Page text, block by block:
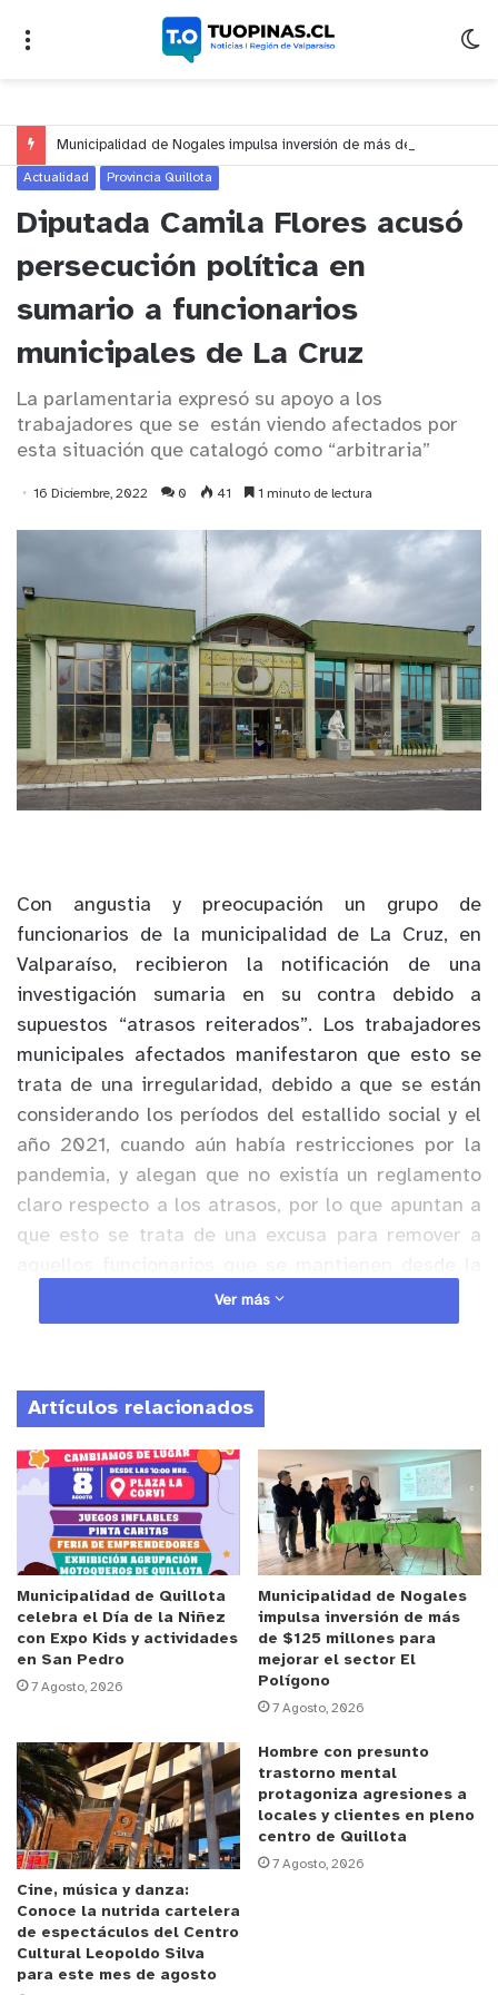
Actualidad Provincia Quillota
Diputada Camila Flores acusó
persecución política en
sumario a funcionarios
municipales de La Cruz
La parlamentaria expresó su apoyo a los
trabajadores que se están viendo afectados por
esta situación que catalogó como “arbitraria”
16 Diciembre, 2022 0 41 1 minuto de lectura
Con angustia y preocupación un grupo de
funcionarios de la municipalidad de La Cruz, en
Valparaíso, recibieron la notificación de una
investigación sumaria en su contra debido a
supuestos “atrasos reiterados”. Los trabajadores
municipales afectados manifestaron que esto se
trata de una irregularidad, debido a que se están
considerando los períodos del estallido social y el
año 2021, cuando aún había restricciones por la
pandemia, y alegan que no existía un reglamento
claro respecto a los atrasos, por lo que apuntan a
que esto se trata de una excusa para remover a
administración anterior.
sido una persecución permanente de la nueva
alcaldesa de La Cruz, Filomena Navia, que desde
que llega a instalarse al municipio ha buscado de
todas las formas posibles sacar a los funcionarios
de la administración anterior, ha sacado a muchos
funcionarios que estaban a honorarios, ahora
partió esta persecución con los funcionarios de
planta donde está buscando una serie de
subterfugios
que no corresponden”, sostuvo.
Anuncio Patrocinado
De acuerdo a la Presidenta de la
Asociación de
Funcionarios Municipales, Javiera Pizarro, “no se
nos indicó cuál era el motivo de la notificación,
solamente se nos dijo de la auditoría que estaba
en transparencia que no da cuenta de ninguna
situación en específico. Los funcionarios tienen
temor de que esta situación sumaria sea la excusa
para consolidar una situación que ya se planteó
desde meses atrás y es que se termine por
Ver más
Artículos relacionados
Municipalidad de Quillota
celebra el Día de la Niñez
con Expo Kids y actividades
en San Pedro
7 Agosto, 2026
Municipalidad de Nogales
impulsa inversión de más
de $125 millones para
mejorar el sector El
Polígono
7 Agosto, 2026
Cine, música y danza:
Conoce la nutrida cartelera
de espectáculos del Centro
Cultural Leopoldo Silva
para este mes de agosto
Hombre con presunto
trastorno mental
protagoniza agresiones a
locales y clientes en pleno
centro de Quillota
7 Agosto, 2026